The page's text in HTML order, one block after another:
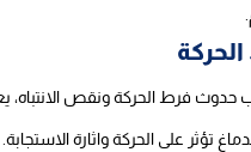
حدوث فرط الحركة ونقص الانتباه،
تؤثر على الحركة واثارة الاستجابة.